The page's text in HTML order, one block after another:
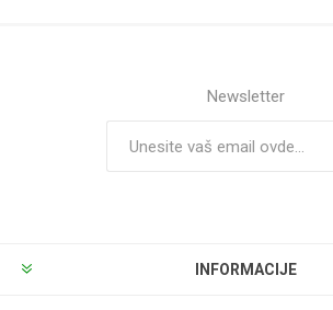
Newsletter
INFORMACIJE